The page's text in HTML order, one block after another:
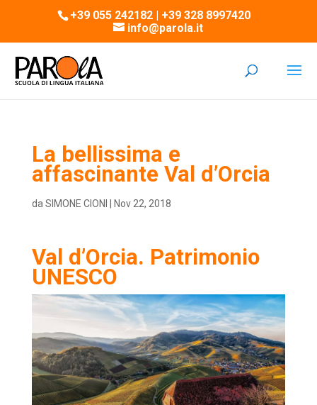
+39 055 242182 | +39 328 8997420
info@parola.it
La bellissima e
affascinante Val d’Orcia
da SIMONE CIONI Nov 22, 2018
Val d’Orcia. Patrimonio
UNESCO